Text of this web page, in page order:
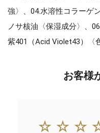
強〉、04.水溶性コラーゲ
ノサ核油〈保湿成分〉、
紫401（Acid Violet43）〈
お客様